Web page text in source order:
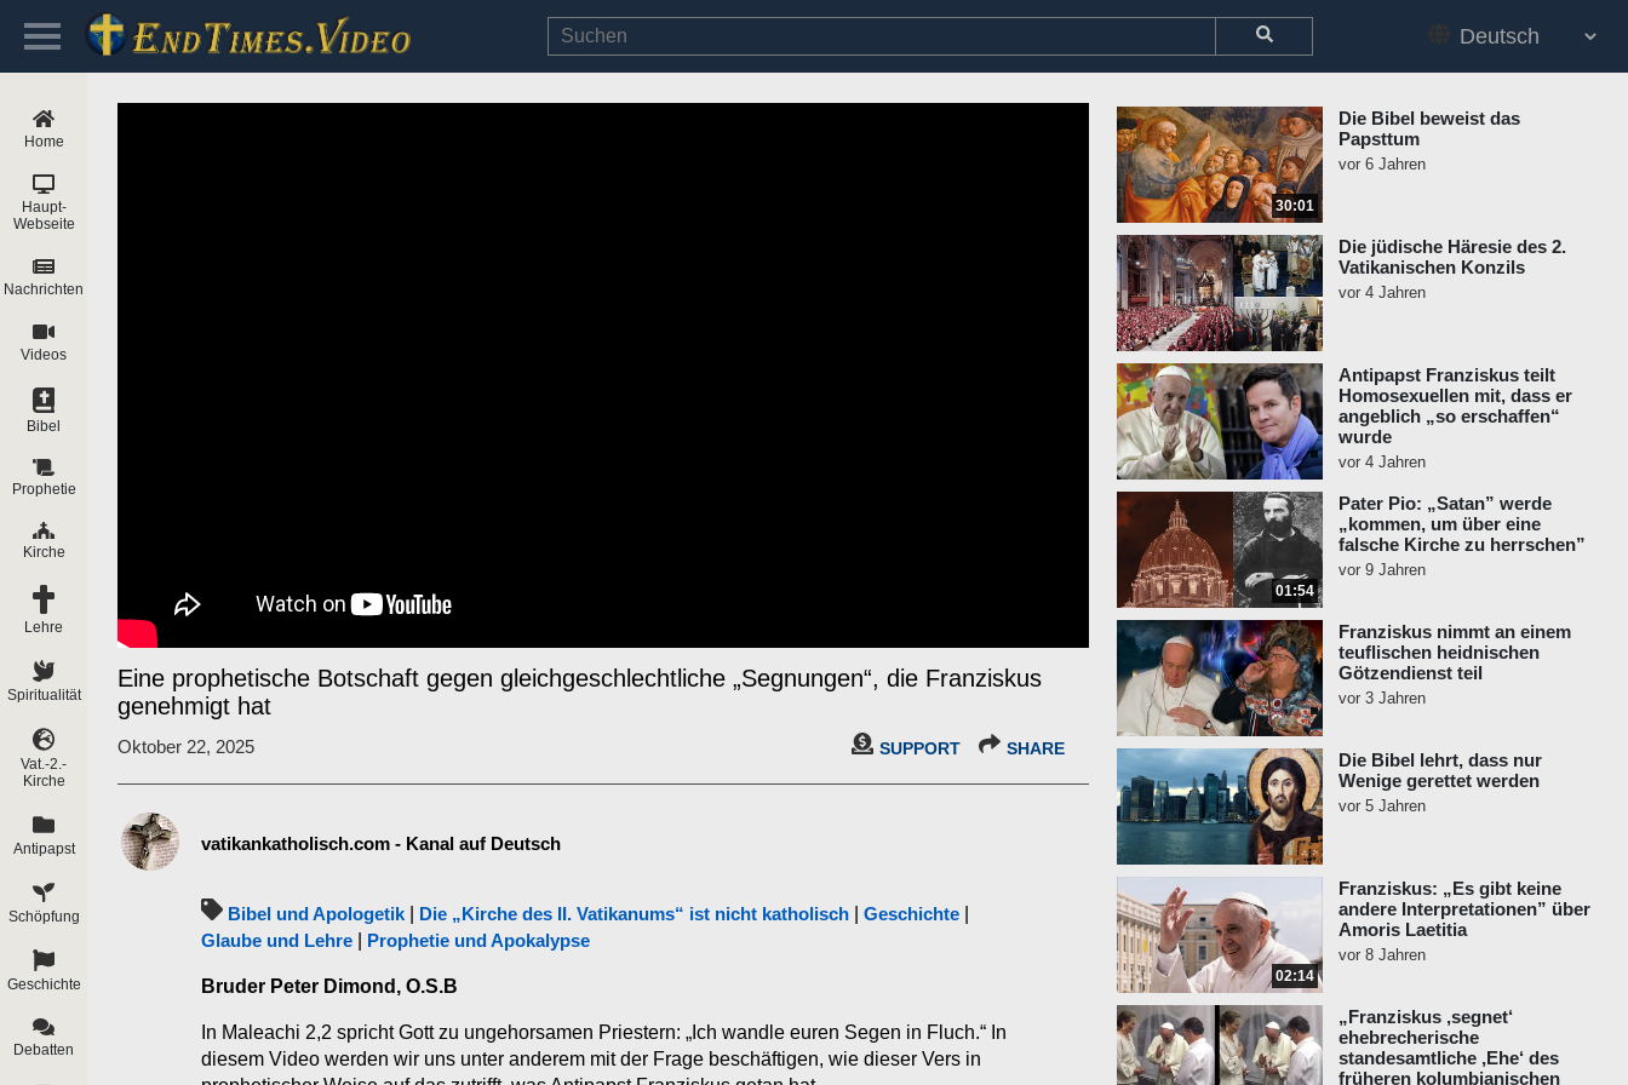
Eine prophetische Botschaft gegen gleichgeschlechtliche „Segnungen“, die Franziskus
genehmigt hat
Oktober 22, 2025 SUPPORT SHARE
vatikankatholisch.com - Kanal auf Deutsch
Bibel und Apologetik Die „Kirche des II. Vatikanums“ ist nicht katholisch Geschichte
Glaube und Lehre
Prophetie und Apokalypse
Bruder Peter Dimond, O.S.B
In Maleachi 2,2 spricht Gott zu ungehorsamen Priestern: „Ich wandle euren Segen in Fluch.“ In
diesem Video werden wir uns unter anderem mit der Frage beschäftigen, wie dieser Vers in
30:01
Die Bibel beweist das
Papsttum
vor 6 Jahren
Die jüdische Häresie des 2.
Vatikanischen Konzils
vor 4 Jahren
Antipapst Franziskus teilt
Homosexuellen mit, dass er
angeblich „so erschaffen“
wurde
vor 4 Jahren
01:54
Pater Pio: „Satan” werde
„kommen, um über eine
falsche Kirche zu herrschen”
vor 9 Jahren
Franziskus nimmt an einem
teuflischen heidnischen
Götzendienst teil
vor 3 Jahren
Die Bibel lehrt, dass nur
Wenige gerettet werden
vor 5 Jahren
02:14
Franziskus: „Es gibt keine
andere Interpretationen” über
Amoris Laetitia
vor 8 Jahren
„Franziskus ‚segnet‘
ehebrecherische
standesamtliche ‚Ehe‘ des
früheren kolumbianischen
Home
Haupt-
Webseite
Nachrichten
Videos
Bibel
Prophetie
Kirche
Lehre
Spiritualität
Vat.-2.-
Kirche
Antipapst
Schöpfung
Geschichte
Debatten